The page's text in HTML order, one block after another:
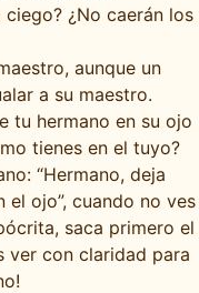
¿No caerán los
aunque un
a su maestro.
tu hermano en su ojo
tienes en el tuyo?
“Hermano, deja
el ojo”, cuando no ves
saca primero el
ver con claridad para